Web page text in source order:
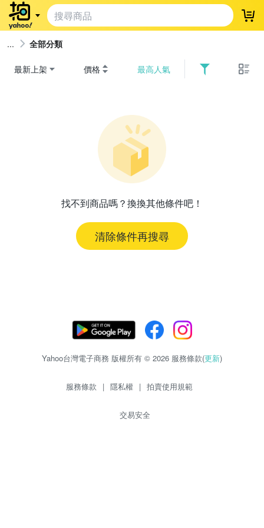
登
全部分類
最新上架 價格 最高人氣
找不到商品嗎？換換其他條件吧！
清除條件再搜尋
Yahoo台灣電子商務 版權所有 © 2026 服務條款(更新)
服務條款 | 隱私權 | 拍賣使用規範
交易安全